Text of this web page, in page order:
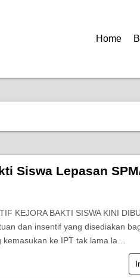
Home
Siswa Lepasan
KEJORA BAKTI SISWA KINI
dan insentif yang disediakan
ke IPT tak lama la…